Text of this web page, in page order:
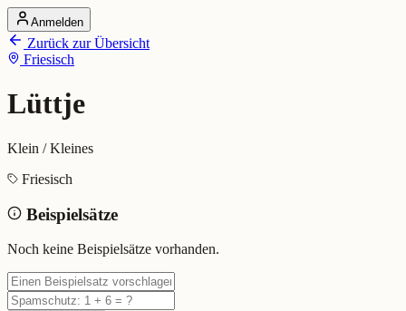
Startseite
Alle Dialekte
Dialekte vergleichen
Dialekt-Karte
Ranking
Lüttje (Friesisch)
Bedeutung: Klein / Kleines
Eingereicht von: Mundwerk Team
Anmelden
Zurück zur Übersicht
Friesisch
Lüttje
Klein / Kleines
Friesisch
Beispielsätze
Noch keine Beispielsätze vorhanden.